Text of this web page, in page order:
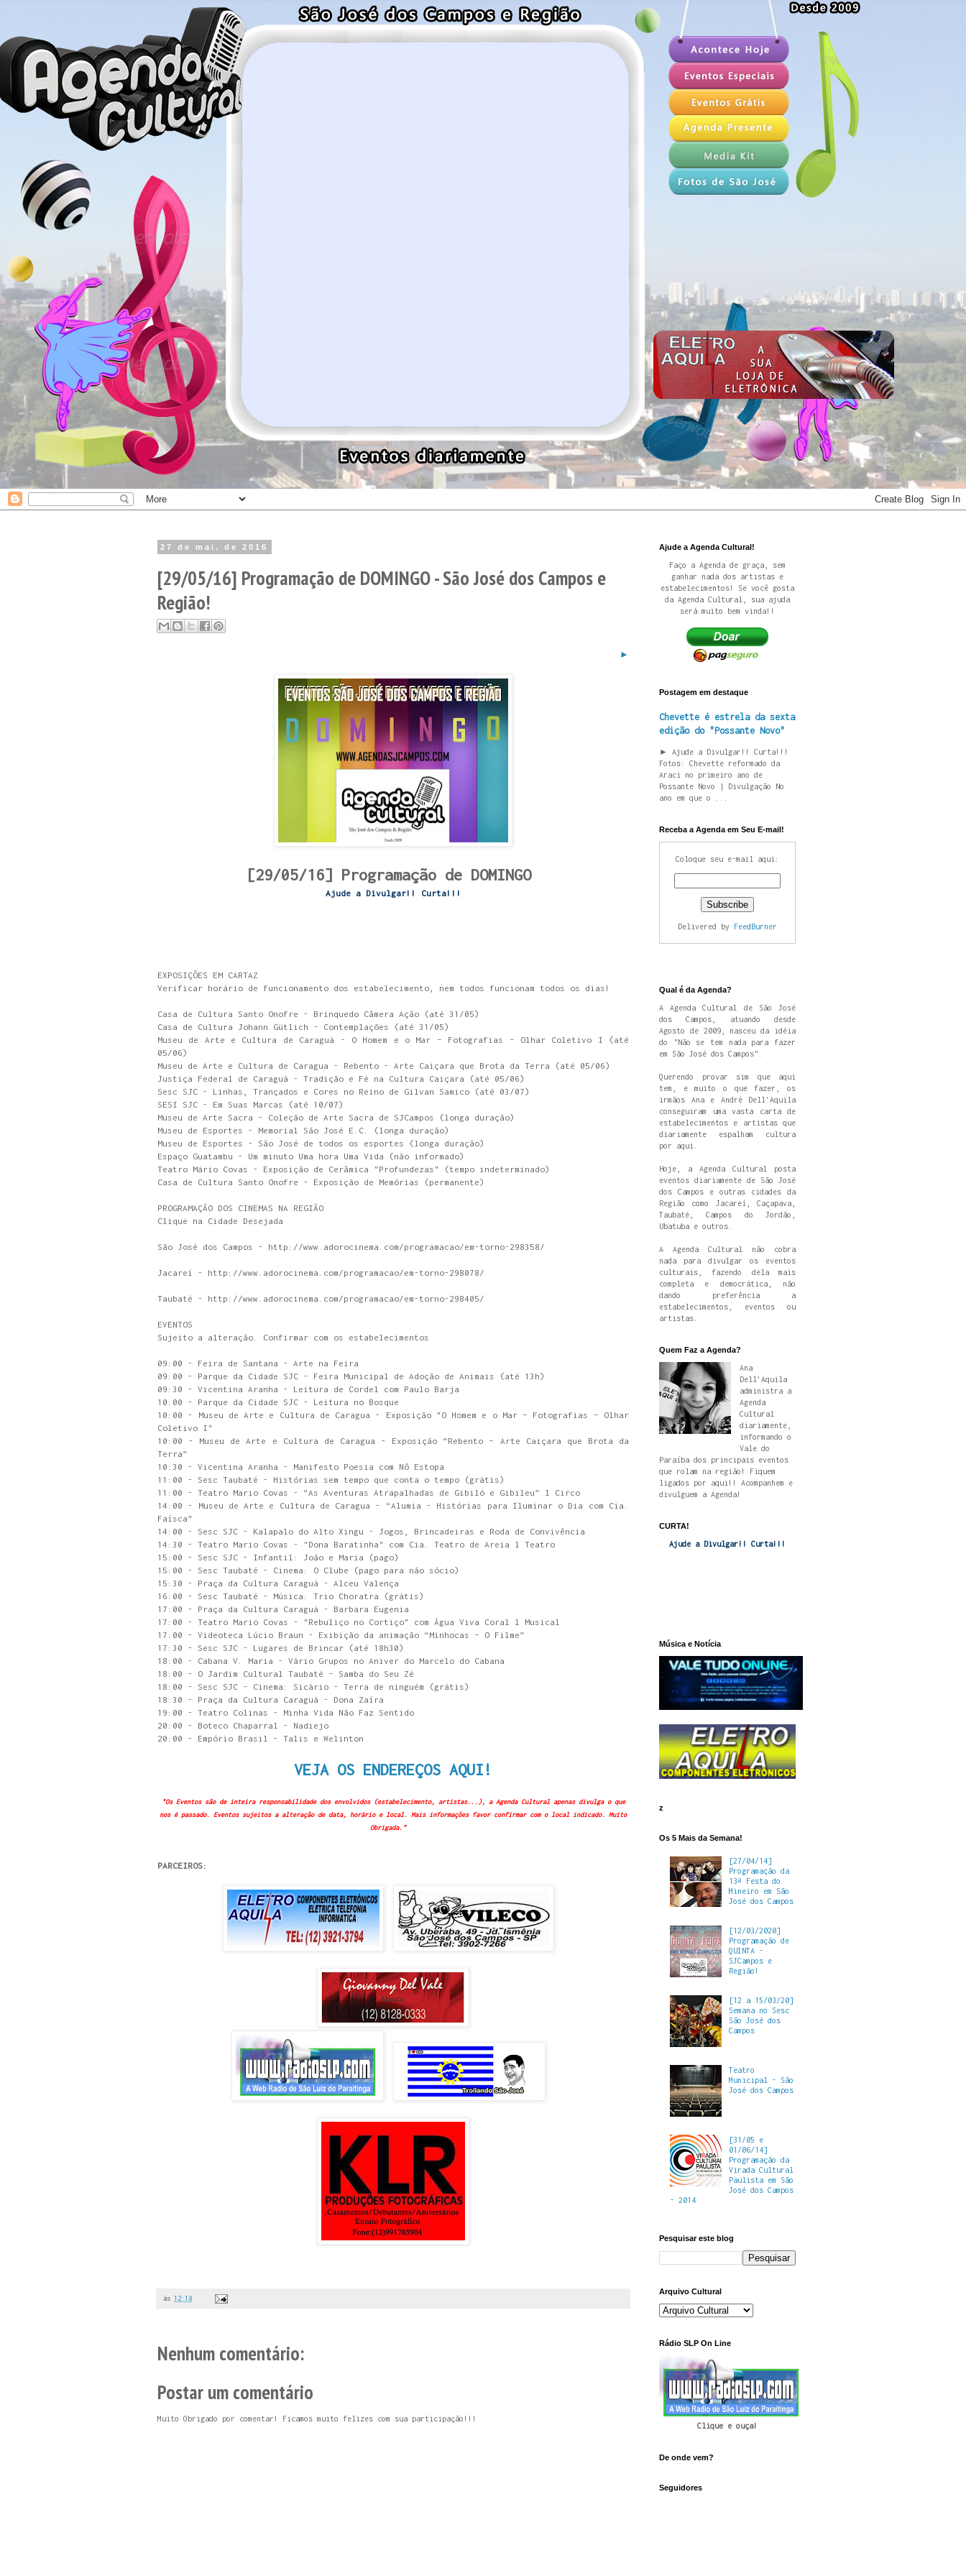
27 de mai. de 2016
[29/05/16] Programação de DOMINGO - São José dos Campos e
Região!
►
[29/05/16] Programação de DOMINGO
Ajude a Divulgar!! Curta!!!
EXPOSIÇÕES EM CARTAZ
Verificar horário de funcionamento dos estabelecimento, nem todos funcionam todos os dias!
Casa de Cultura Santo Onofre - Brinquedo Câmera Ação (até 31/05)
Casa de Cultura Johann Gütlich - Contemplações (até 31/05)
Museu de Arte e Cultura de Caraguá - O Homem e o Mar – Fotografias – Olhar Coletivo I (até
05/06)
Museu de Arte e Cultura de Caragua - Rebento - Arte Caiçara que Brota da Terra (até 05/06)
Justiça Federal de Caraguá - Tradição e Fé na Cultura Caiçara (até 05/06)
Sesc SJC - Linhas, Trançados e Cores no Reino de Gilvan Samico (até 03/07)
SESI SJC - Em Suas Marcas (até 10/07)
Museu de Arte Sacra - Coleção de Arte Sacra de SJCampos (longa duração)
Museu de Esportes - Memorial São José E.C. (longa duração)
Museu de Esportes - São José de todos os esportes (longa duração)
Espaço Guatambu - Um minuto Uma hora Uma Vida (não informado)
Teatro Mário Covas - Exposição de Cerâmica "Profundezas" (tempo indeterminado)
Casa de Cultura Santo Onofre - Exposição de Memórias (permanente)
PROGRAMAÇÃO DOS CINEMAS NA REGIÃO
Clique na Cidade Desejada
São José dos Campos - http://www.adorocinema.com/programacao/em-torno-298358/
Jacareí - http://www.adorocinema.com/programacao/em-torno-298078/
Taubaté - http://www.adorocinema.com/programacao/em-torno-298405/
EVENTOS
Sujeito a alteração. Confirmar com os estabelecimentos
09:00 - Feira de Santana - Arte na Feira
09:00 - Parque da Cidade SJC - Feira Municipal de Adoção de Animais (até 13h)
09:30 - Vicentina Aranha - Leitura de Cordel com Paulo Barja
10:00 - Parque da Cidade SJC - Leitura no Bosque
10:00 - Museu de Arte e Cultura de Caragua - Exposição "O Homem e o Mar – Fotografias – Olhar
Coletivo I"
10:00 - Museu de Arte e Cultura de Caragua - Exposição “Rebento – Arte Caiçara que Brota da
Terra”
10:30 - Vicentina Aranha - Manifesto Poesia com Nô Estopa
11:00 - Sesc Taubaté - Histórias sem tempo que conta o tempo (grátis)
11:00 - Teatro Mario Covas - “As Aventuras Atrapalhadas de Gibiló e Gibileu” l Circo
14:00 - Museu de Arte e Cultura de Caragua - “Alumia - Histórias para Iluminar o Dia com Cia.
Faísca”
14:00 - Sesc SJC - Kalapalo do Alto Xingu - Jogos, Brincadeiras e Roda de Convivência
14:30 - Teatro Mario Covas - "Dona Baratinha" com Cia. Teatro de Areia l Teatro
15:00 - Sesc SJC - Infantil: João e Maria (pago)
15:00 - Sesc Taubaté - Cinema: O Clube (pago para não sócio)
15:30 - Praça da Cultura Caraguá - Alceu Valença
16:00 - Sesc Taubaté - Música: Trio Choratra (grátis)
17:00 - Praça da Cultura Caraguá - Barbara Eugenia
17:00 - Teatro Mario Covas - "Rebuliço no Cortiço" com Água Viva Coral l Musical
17:00 - Videoteca Lúcio Braun - Exibição da animação “Minhocas – O Filme”
17:30 - Sesc SJC - Lugares de Brincar (até 18h30)
18:00 - Cabana V. Maria - Vário Grupos no Aniver do Marcelo do Cabana
18:00 - O Jardim Cultural Taubaté - Samba do Seu Zé
18:00 - Sesc SJC - Cinema: Sicário - Terra de ninguém (grátis)
18:30 - Praça da Cultura Caraguá - Dona Zaíra
19:00 - Teatro Colinas - Minha Vida Não Faz Sentido
20:00 - Boteco Chaparral - Nadiejo
20:00 - Empório Brasil - Talis e Welinton
VEJA OS ENDEREÇOS AQUI!
"Os Eventos são de inteira responsabilidade dos envolvidos (estabelecimento, artistas...), a Agenda Cultural apenas divulga o que
nos é passado. Eventos sujeitos a alteração de data, horário e local. Mais informações favor confirmar com o local indicado. Muito
Obrigada."
PARCEIROS:
às 12:18
Nenhum comentário:
Postar um comentário
Muito Obrigado por comentar! Ficamos muito felizes com sua participação!!!
Ajude a Agenda Cultural!
Faço a Agenda de graça, sem
ganhar nada dos artistas e
estabelecimentos! Se você gosta
da Agenda Cultural, sua ajuda
será muito bem vinda!!
Postagem em destaque
Chevette é estrela da sexta
edição do "Possante Novo"
► Ajude a Divulgar!! Curta!!!
Fotos: Chevette reformado da
Araci no primeiro ano de
Possante Novo | Divulgação No
ano em que o ...
Receba a Agenda em Seu E-mail!
Coloque seu e-mail aqui:
Delivered by FeedBurner
Qual é da Agenda?
A Agenda Cultural de São José
dos Campos, atuando desde
Agosto de 2009, nasceu da idéia
do "Não se tem nada para fazer
em São José dos Campos".
Querendo provar sim que aqui
tem, e muito o que fazer, os
irmãos Ana e André Dell'Aquila
conseguiram uma vasta carta de
estabelecimentos e artistas que
diariamente espalham cultura
por aqui.
Hoje, a Agenda Cultural posta
eventos diariamente de São José
dos Campos e outras cidades da
Região como Jacareí, Caçapava,
Taubaté, Campos do Jordão,
Ubatuba e outros.
A Agenda Cultural não cobra
nada para divulgar os eventos
culturais, fazendo dela mais
completa e democrática, não
dando preferência a
estabelecimentos, eventos ou
artistas.
Quem Faz a Agenda?
Ana
Dell'Aquila
administra a
Agenda
Cultural
diariamente,
informando o
Vale do
Paraíba dos principais eventos
que rolam na região! Fiquem
ligados por aqui!! Acompanhem e
divulguem a Agenda!
CURTA!
Ajude a Divulgar!! Curta!!!
Música e Notícia
z
Os 5 Mais da Semana!
[27/04/14]
Programação da
13ª Festa do
Mineiro em São
José dos Campos
[12/03/2020]
Programação de
QUINTA -
SJCampos e
Região!
[12 a 15/03/20]
Semana no Sesc
São José dos
Campos
Teatro
Municipal - São
José dos Campos
[31/05 e
01/06/14]
Programação da
Virada Cultural
Paulista em São
José dos Campos
- 2014
Pesquisar este blog
Arquivo Cultural
Rádio SLP On Line
Clique e ouça!
De onde vem?
Seguidores